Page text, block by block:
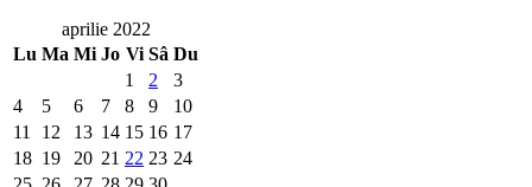
aprilie 2022
Lu Ma Mi Jo Vi Sâ Du
1
2
3
4
5 6 7 8 9
10
11
12 13 14 15 16 17
18 19 20 21 22 23 24